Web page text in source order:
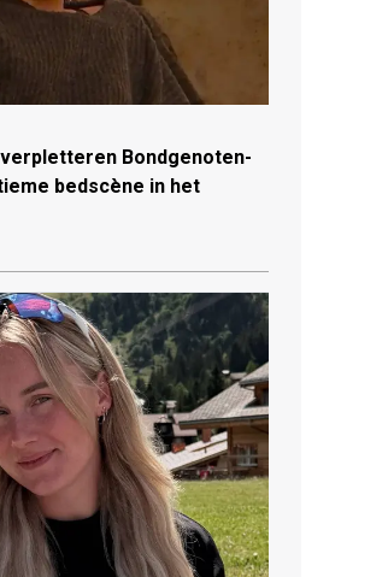
Bondgenoten-
bedscène in het